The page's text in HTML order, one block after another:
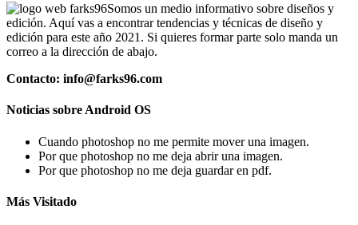
Somos un medio informativo sobre diseños y
edición. Aquí vas a encontrar tendencias y técnicas de diseño y
edición para este año 2021. Si quieres formar parte solo manda un
correo a la dirección de abajo.
Contacto: info@farks96.com
Noticias sobre Android OS
Cuando photoshop no me permite mover una imagen.
Por que photoshop no me deja abrir una imagen.
Por que photoshop no me deja guardar en pdf.
Más Visitado